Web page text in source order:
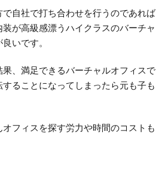
自社で打ち合わせを行うのであれば
が高級感漂うハイクラスのバーチャ
いです。
、満足できるバーチャルオフィスで
ることになってしまったら元も子も
フィスを探す労力や時間のコストも